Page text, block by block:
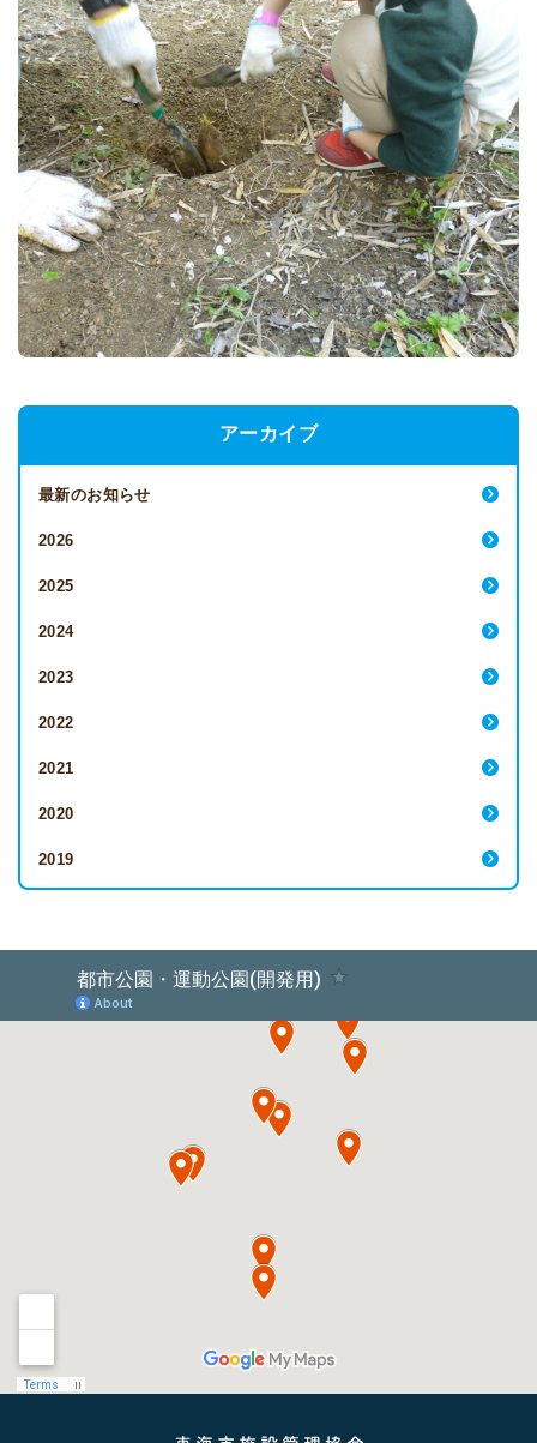
アーカイブ
最新のお知らせ
2026
2025
2024
2023
2022
2021
2020
2019